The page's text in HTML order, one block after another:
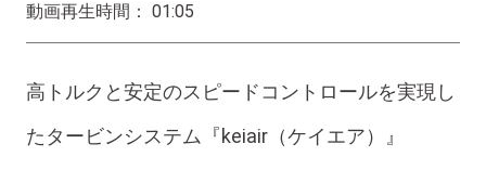
動画再生時間： 01:05
高トルクと安定のスピードコントロールを実現し
たタービンシステム『keiair（ケイエア）』